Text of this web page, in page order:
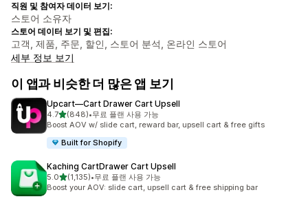
직원 및 참여자 데이터 보기:
스토어 소유자
스토어 데이터 보기 및 편집:
고객, 제품, 주문, 할인, 스토어 분석, 온라인 스토어
세부 정보 보기
이 앱과 비슷한 더 많은 앱 보기
Upcart—Cart Drawer Cart Upsell
4.7별 5개 중
(848)
총 리뷰 848개
•무료 플랜 사용 가능
Boost AOV w/ slide cart, reward bar, upsell cart & free gifts
Built for Shopify
Kaching CartDrawer Cart Upsell
5.0별 5개 중
(1,135)
총 리뷰 1135개
•무료 플랜 사용 가능
Boost your AOV: slide cart, upsell cart & free shipping bar